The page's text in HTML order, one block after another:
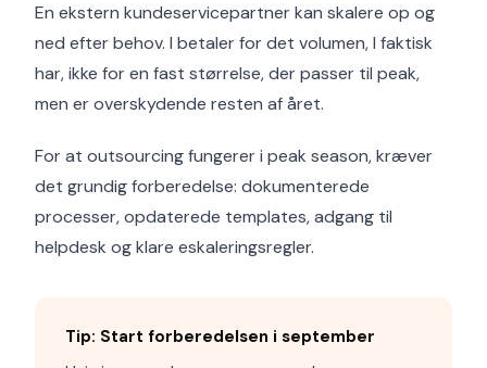
En ekstern kundeservicepartner kan skalere op og
ned efter behov. I betaler for det volumen, I faktisk
har, ikke for en fast størrelse, der passer til peak,
men er overskydende resten af året.
For at outsourcing fungerer i peak season, kræver
det grundig forberedelse: dokumenterede
processer, opdaterede templates, adgang til
helpdesk og klare eskale­ringsregler.
Tip: Start forberedelsen i september